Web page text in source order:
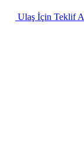
Ulaş İçin Teklif